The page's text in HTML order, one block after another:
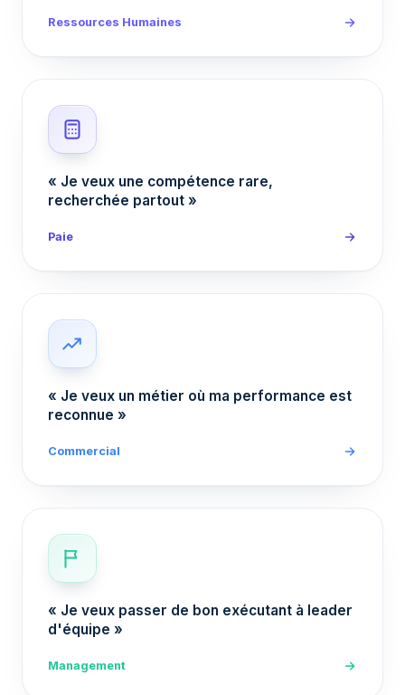
Ressources Humaines
« Je veux une compétence rare,
recherchée partout »
Paie
« Je veux un métier où ma performance est
reconnue »
Commercial
« Je veux passer de bon exécutant à leader
d'équipe »
Management